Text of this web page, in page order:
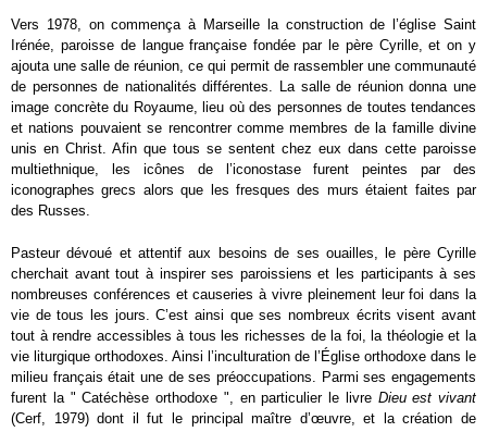
Vers 1978, on commença à Marseille la construction de l’église Saint
Irénée, paroisse de langue française fondée par le père Cyrille, et on y
ajouta une salle de réunion, ce qui permit de rassembler une communauté
de personnes de nationalités différentes. La salle de réunion donna une
image concrète du Royaume, lieu où des personnes de toutes tendances
et nations pouvaient se rencontrer comme membres de la famille divine
unis en Christ. Afin que tous se sentent chez eux dans cette paroisse
multiethnique, les icônes de l’iconostase furent peintes par des
iconographes grecs alors que les fresques des murs étaient faites par
des Russes.
Pasteur dévoué et attentif aux besoins de ses ouailles, le père Cyrille
cherchait avant tout à inspirer ses paroissiens et les participants à ses
nombreuses conférences et causeries à vivre pleinement leur foi dans la
vie de tous les jours. C’est ainsi que ses nombreux écrits visent avant
tout à rendre accessibles à tous les richesses de la foi, la théologie et la
vie liturgique orthodoxes. Ainsi l’inculturation de l’Église orthodoxe dans le
milieu français était une de ses préoccupations. Parmi ses engagements
furent la " Catéchèse orthodoxe ", en particulier le livre Dieu est vivant
(Cerf, 1979) dont il fut le principal maître d’œuvre, et la création de